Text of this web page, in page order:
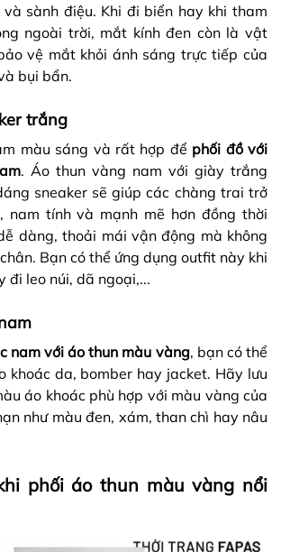
sành điệu. Khi đi biển hay khi tham
ngoài trời, mắt kính đen còn là vật
vệ mắt khỏi ánh sáng trực tiếp của
bụi bẩn.
trắng
màu sáng và rất hợp để phối đồ với
. Áo thun vàng nam với giày trắng
sneaker sẽ giúp các chàng trai trở
nam tính và mạnh mẽ hơn đồng thời
dàng, thoải mái vận động mà không
Bạn có thể ứng dụng outfit này khi
đi leo núi, dã ngoại,...
nam với áo thun màu vàng, bạn có thể
khoác da, bomber hay jacket. Hãy lưu
áo khoác phù hợp với màu vàng của
như màu đen, xám, than chì hay nâu
phối áo thun màu vàng nổi